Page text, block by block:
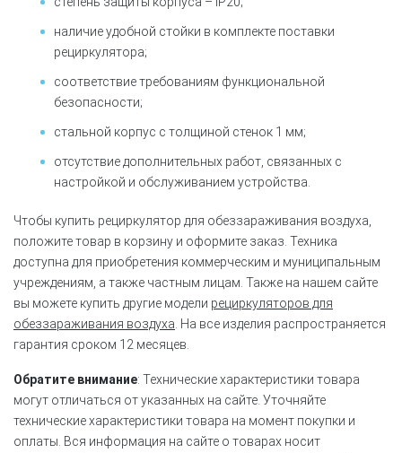
наличие удобной стойки в комплекте поставки
рециркулятора;
соответствие требованиям функциональной
безопасности;
стальной корпус с толщиной стенок 1 мм;
отсутствие дополнительных работ, связанных с
настройкой и обслуживанием устройства.
Чтобы купить рециркулятор для обеззараживания воздуха,
положите товар в корзину и оформите заказ. Техника
доступна для приобретения коммерческим и муниципальным
учреждениям, а также частным лицам. Также на нашем сайте
вы можете купить другие модели рециркуляторов для
обеззараживания воздуха . На все изделия распространяется
гарантия сроком 12 месяцев.
Обратите внимание: Технические характеристики товара
могут отличаться от указанных на сайте. Уточняйте
технические характеристики товара на момент покупки и
оплаты. Вся информация на сайте о товарах носит